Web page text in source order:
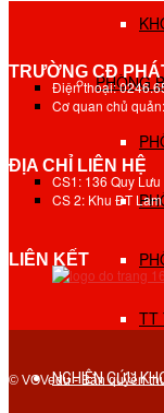
PHÒNG
TT
NGHIÊN CỨU
TRƯỜNG CĐ
Điện thoại:
Cơ quan chủ
ĐỊA CHỈ LIÊN HỆ
CS1: 136 Quy
CS 2: Khu ĐT
LIÊN KẾT
© VOVedu - Bản quyền